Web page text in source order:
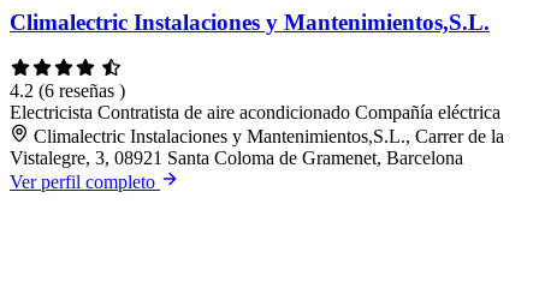
Climalectric Instalaciones y Mantenimientos,S.L.
4.2 (6 reseñas )
Electricista Contratista de aire acondicionado Compañía eléctrica
Climalectric Instalaciones y Mantenimientos,S.L., Carrer de la
Vistalegre, 3, 08921 Santa Coloma de Gramenet, Barcelona
Ver perfil completo